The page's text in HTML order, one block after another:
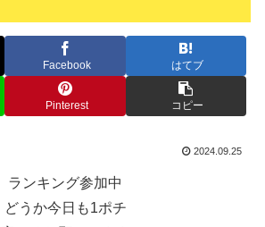
Facebook はてブ
Pinterest コピー
2024.09.25
ランキング参加中
どうか今日も1ポチ